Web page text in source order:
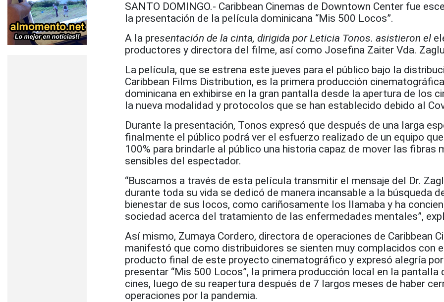
SANTO DOMINGO.- Caribbean Cinemas de Downtown Center fue
la presentación de la película dominicana “Mis 500 Locos”.
A la presentación de la cinta, dirigida por Leticia Tonos. asistieron el
productores y directora del filme, así como Josefina Zaiter Vda.
La película, que se estrena este jueves para el público bajo la
Caribbean Films Distribution, es la primera producción cinematográfica
dominicana en exhibirse en la gran pantalla desde la apertura de los
la nueva modalidad y protocolos que se han establecido debido al
Durante la presentación, Tonos expresó que después de una larga
finalmente el público podrá ver el esfuerzo realizado de un equipo
100% para brindarle al público una historia capaz de mover las fibras
sensibles del espectador.
“Buscamos a través de esta película transmitir el mensaje del Dr.
durante toda su vida se dedicó de manera incansable a la búsqueda
bienestar de sus locos, como cariñosamente los llamaba y ha
sociedad acerca del tratamiento de las enfermedades mentales”,
Así mismo, Zumaya Cordero, directora de operaciones de Caribbean
manifestó que como distribuidores se sienten muy complacidos con
producto final de este proyecto cinematográfico y expresó alegría
presentar “Mis 500 Locos”, la primera producción local en la pantalla
cines, luego de su reapertura después de 7 largos meses de haber
operaciones por la pandemia.